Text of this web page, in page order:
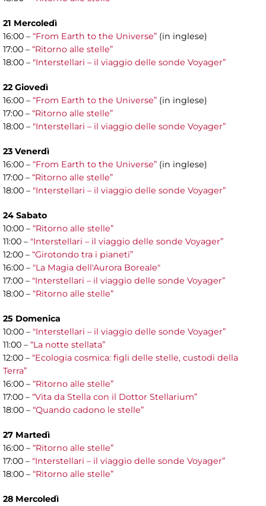
21 Mercoledì
16:00 – “From Earth to the Universe” (in inglese)
17:00 – “Ritorno alle stelle”
18:00 – "Interstellari – il viaggio delle sonde Voyager”
22 Giovedì
16:00 – “From Earth to the Universe” (in inglese)
17:00 – “Ritorno alle stelle”
18:00 – "Interstellari – il viaggio delle sonde Voyager”
23 Venerdì
16:00 – “From Earth to the Universe” (in inglese)
17:00 – “Ritorno alle stelle”
18:00 – "Interstellari – il viaggio delle sonde Voyager”
24 Sabato
10:00 – “Ritorno alle stelle”
11:00 – "Interstellari – il viaggio delle sonde Voyager”
12:00 – “Girotondo tra i pianeti”
16:00 – "La Magia dell'Aurora Boreale"
17:00 – "Interstellari – il viaggio delle sonde Voyager”
18:00 – “Ritorno alle stelle”
25 Domenica
10:00 – "Interstellari – il viaggio delle sonde Voyager”
11:00 – “La notte stellata”
12:00 – “Ecologia cosmica: figli delle stelle, custodi della
Terra”
16:00 – “Ritorno alle stelle”
17:00 – “Vita da Stella con il Dottor Stellarium”
18:00 – “Quando cadono le stelle”
27 Martedì
16:00 – “Ritorno alle stelle”
17:00 – "Interstellari – il viaggio delle sonde Voyager”
18:00 – “Ritorno alle stelle”
28 Mercoledì